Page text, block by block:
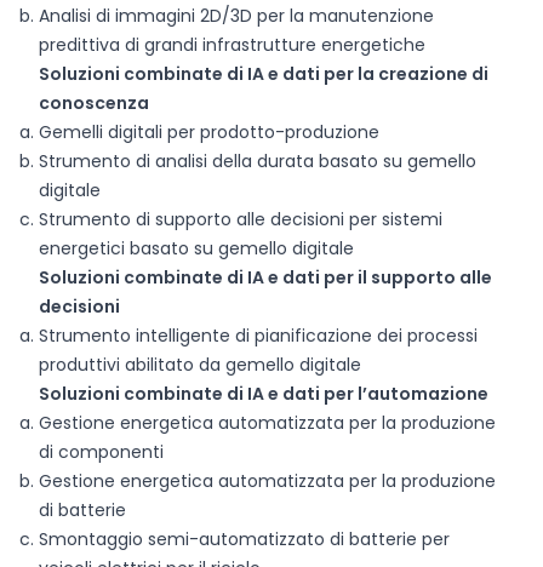
Analisi di immagini 2D/3D per la manutenzione
predittiva di grandi infrastrutture energetiche
Soluzioni combinate di IA e dati per la creazione di
conoscenza
Gemelli digitali per prodotto-produzione
Strumento di analisi della durata basato su gemello
digitale
Strumento di supporto alle decisioni per sistemi
energetici basato su gemello digitale
Soluzioni combinate di IA e dati per il supporto alle
decisioni
Strumento intelligente di pianificazione dei processi
produttivi abilitato da gemello digitale
Soluzioni combinate di IA e dati per l’automazione
Gestione energetica automatizzata per la produzione
di componenti
Gestione energetica automatizzata per la produzione
di batterie
Smontaggio semi-automatizzato di batterie per